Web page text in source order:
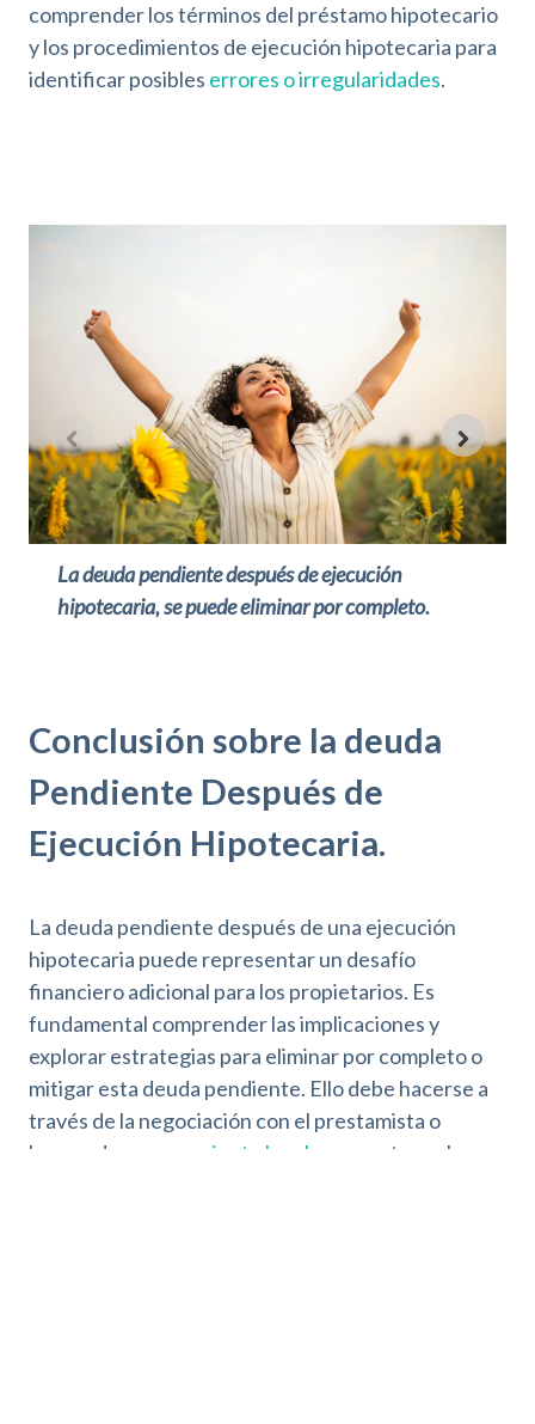
comprender los términos del préstamo hipotecario
y los procedimientos de ejecución hipotecaria para
identificar posibles errores o irregularidades.
La deuda pendiente después de ejecución
hipotecaria, se puede eliminar por completo.
Conclusión sobre la deuda
Pendiente Después de
Ejecución Hipotecaria.
La deuda pendiente después de una ejecución
hipotecaria puede representar un desafío
financiero adicional para los propietarios. Es
fundamental comprender las implicaciones y
explorar estrategias para eliminar por completo o
mitigar esta deuda pendiente. Ello debe hacerse a
través de la negociación con el prestamista o
buscando
asesoramiento legal para proteger los